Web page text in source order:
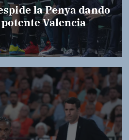
la Penya dando
Valencia